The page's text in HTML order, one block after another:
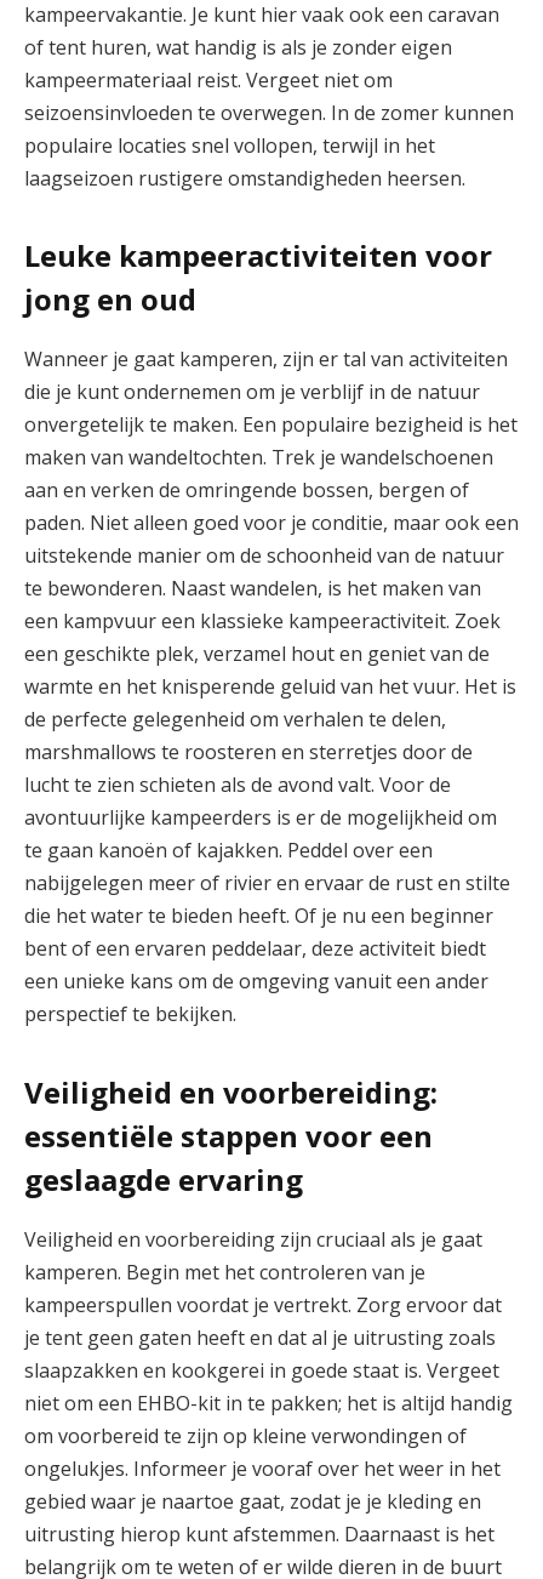
kampeervakantie. Je kunt hier vaak ook een caravan
of tent huren, wat handig is als je zonder eigen
kampeermateriaal reist. Vergeet niet om
seizoensinvloeden te overwegen. In de zomer kunnen
populaire locaties snel vollopen, terwijl in het
laagseizoen rustigere omstandigheden heersen.
Leuke kampeeractiviteiten voor
jong en oud
Wanneer je gaat kamperen, zijn er tal van activiteiten
die je kunt ondernemen om je verblijf in de natuur
onvergetelijk te maken. Een populaire bezigheid is het
maken van wandeltochten. Trek je wandelschoenen
aan en verken de omringende bossen, bergen of
paden. Niet alleen goed voor je conditie, maar ook een
uitstekende manier om de schoonheid van de natuur
te bewonderen. Naast wandelen, is het maken van
een kampvuur een klassieke kampeeractiviteit. Zoek
een geschikte plek, verzamel hout en geniet van de
warmte en het knisperende geluid van het vuur. Het is
de perfecte gelegenheid om verhalen te delen,
marshmallows te roosteren en sterretjes door de
lucht te zien schieten als de avond valt. Voor de
avontuurlijke kampeerders is er de mogelijkheid om
te gaan kanoën of kajakken. Peddel over een
nabijgelegen meer of rivier en ervaar de rust en stilte
die het water te bieden heeft. Of je nu een beginner
bent of een ervaren peddelaar, deze activiteit biedt
een unieke kans om de omgeving vanuit een ander
perspectief te bekijken.
Veiligheid en voorbereiding:
essentiële stappen voor een
geslaagde ervaring
Veiligheid en voorbereiding zijn cruciaal als je gaat
kamperen. Begin met het controleren van je
kampeerspullen voordat je vertrekt. Zorg ervoor dat
je tent geen gaten heeft en dat al je uitrusting zoals
slaapzakken en kookgerei in goede staat is. Vergeet
niet om een EHBO-kit in te pakken; het is altijd handig
om voorbereid te zijn op kleine verwondingen of
ongelukjes. Informeer je vooraf over het weer in het
gebied waar je naartoe gaat, zodat je je kleding en
uitrusting hierop kunt afstemmen. Daarnaast is het
belangrijk om te weten of er wilde dieren in de buurt